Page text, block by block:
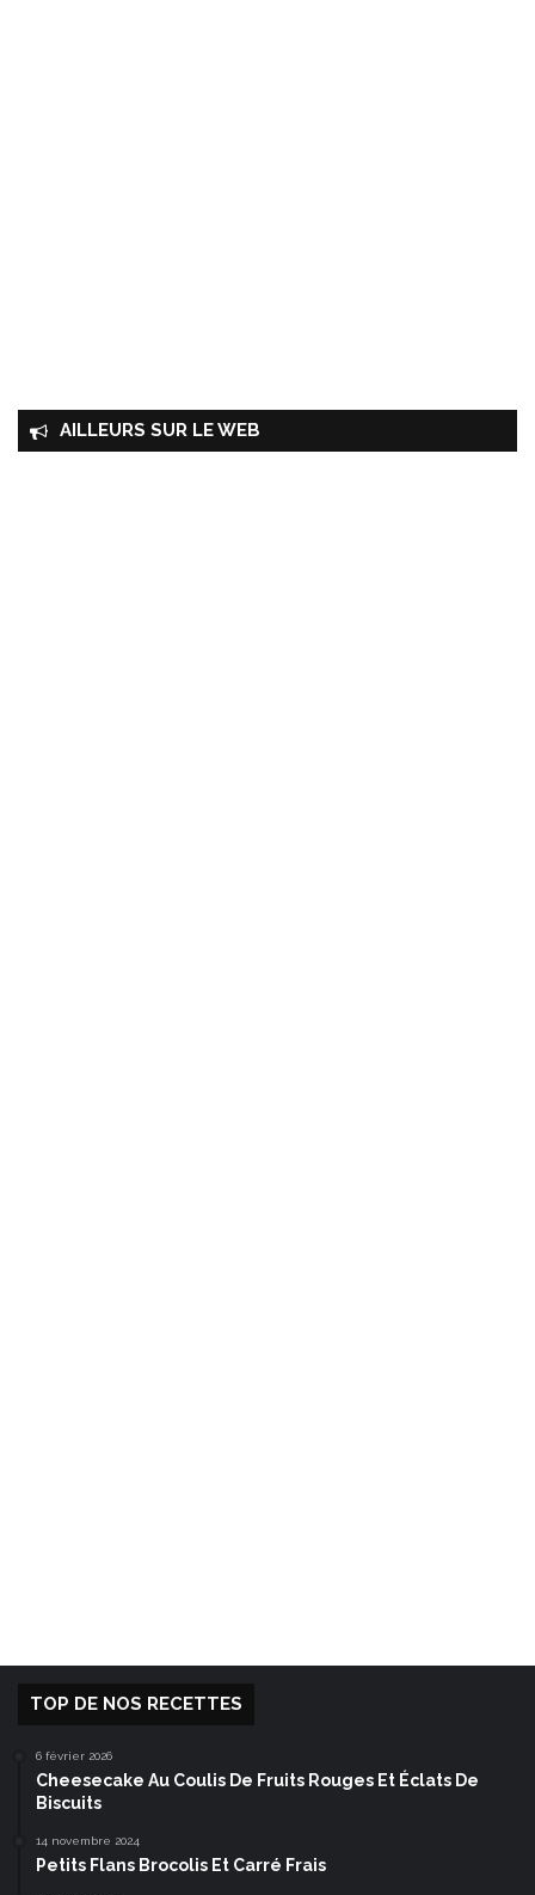
AILLEURS SUR LE WEB
TOP DE NOS RECETTES
6 février 2026
Cheesecake Au Coulis De Fruits Rouges Et Éclats De
Biscuits
14 novembre 2024
Petits Flans Brocolis Et Carré Frais